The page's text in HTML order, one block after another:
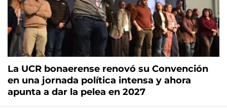
La UCR bonaerense renovó su Convención
en una jornada política intensa y ahora
apunta a dar la pelea en 2027